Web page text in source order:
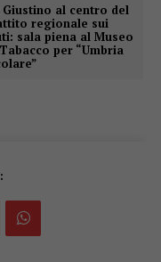
Giustino al centro del
regionale sui
sala piena al Museo
per “Umbria